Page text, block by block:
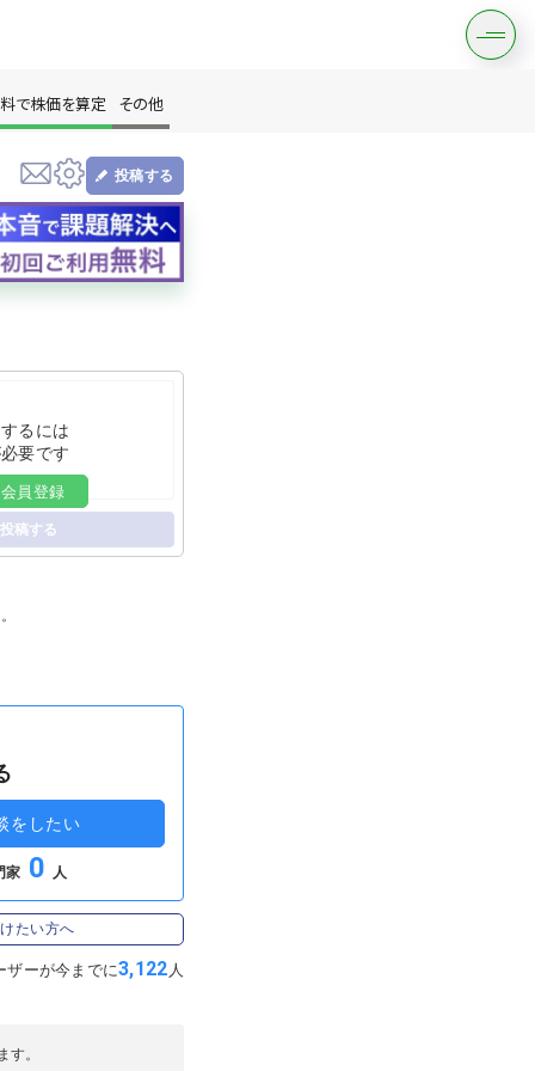
？
で株価を算定 その他
投稿する
るには
要です
員登録
稿する
をしたい
家 0 人
たい方へ
ザーが今までに3,122 人
す。